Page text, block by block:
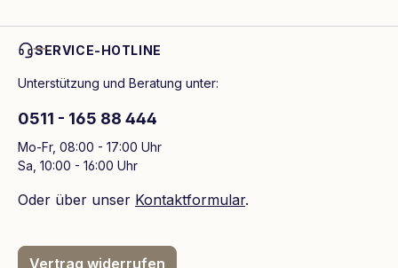
SERVICE-HOTLINE
Unterstützung und Beratung unter:
0511 - 165 88 444
Mo-Fr, 08:00 - 17:00 Uhr
Sa, 10:00 - 16:00 Uhr
Oder über unser Kontaktformular.
Vertrag widerrufen